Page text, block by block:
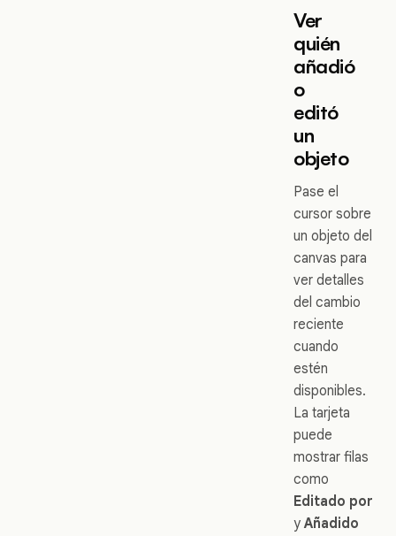
Ver
quién
añadió
o
editó
un
objeto
Pase el
cursor sobre
un objeto del
canvas para
ver detalles
del cambio
reciente
cuando
estén
disponibles.
La tarjeta
puede
mostrar filas
como
Editado por
y Añadido